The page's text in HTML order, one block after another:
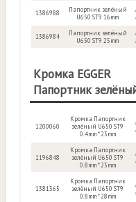
1386988
Папортник зелёный
U650 ST9 16mm
1386984
Папортник зелёный
U650 ST9 25mm
Кромка EGGER
Папортник
1200060
Кромка Папортник
зелёный U650 ST9
0.4mm * 23mm
1196848
Кромка Папортник
зелёный U650 ST9
0.8mm * 23mm
1381365
Кромка Папортник
зелёный U650 ST9
0.8mm * 28mm